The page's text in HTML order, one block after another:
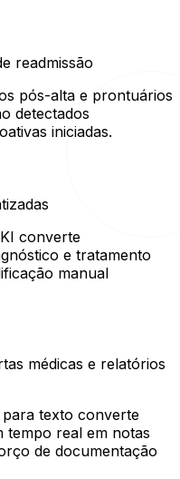
readmissão
pós-alta e prontuários
detectados
iniciadas.
converte
e tratamento
manual
médicas e relatórios
texto converte
tempo real em notas
de documentação